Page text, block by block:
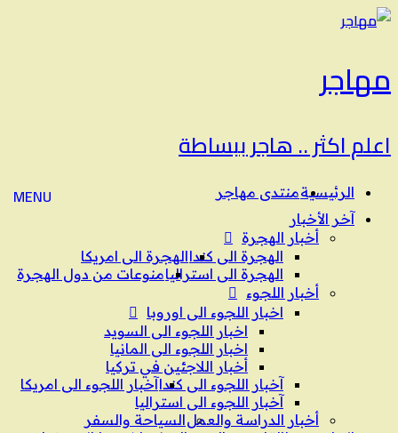
مهاجر
اعلم اكثر .. هاجر ببساطة
MENU الرئيسيةمنتدى مهاجر
آخر الأخبار
أخبار الهجرة
الهجرة الى كنداالهجرة الى امريكا
الهجرة الى استراليامنوعات من دول الهجرة
أخبار اللجوء
اخبار اللجوء الى اوروبا
اخبار اللجوء الى السويد
اخبار اللجوء الى المانيا
أخبار اللاجئين في تركيا
آخبار اللجوء الى كنداآخبار اللجوء الى امريكا
آخبار اللجوء الى استراليا
أخبار الدراسة والعملالسياحة والسفر